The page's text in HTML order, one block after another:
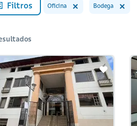
Filtros Oficina Bodega